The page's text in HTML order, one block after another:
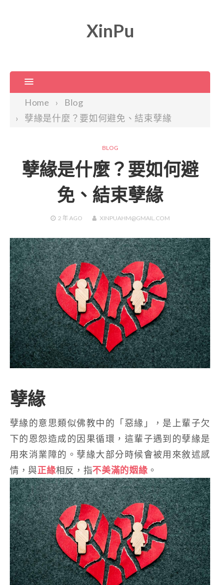
XinPu
Home
Blog
孽緣是什麼？要如何避免、結束孽緣
BLOG
孽緣是什麼？要如何避
免、結束孽緣
2 年AGO XINPUAHM@GMAIL.COM
孽緣
孽緣的意思類似佛教中的「惡緣」，是上輩子欠
下的恩怨造成的因果循環，這輩子遇到的孽緣是
用來消業障的。孽緣大部分時候會被用來敘述感
情，與正緣相反，指不美滿的姻緣 。